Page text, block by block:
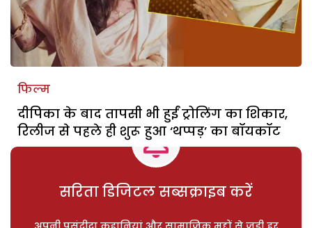
फिल्म
दीपिका के बाद तापसी भी हुईं ट्रोलिंग का शिकार,
रिलीज से पहले ही शुरू हुआ ‘थप्पड़’ का बॉयकॉट
सरिता डिजिटल सब्सक्राइब करें